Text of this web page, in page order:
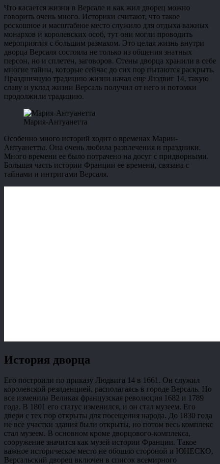
Что касается жизни в Версале и как жил дворец можно
говорить очень много. Историки считают, что такое
роскошное и масштабное место служило для отдыха важных
монархов и королевских особ, тут они могли проводить
мероприятия с большим размахом. Это целая жизнь внутри
дворца Версаля состояла не только из общения знатных
персон, но и сплетен, заговоров. Стены дворца хранили в себе
многие тайны, которые сейчас до сих пор пытаются раскрыть.
Праздничную традицию жизни начал еще Людвиг 14, такую
славу и уклад жизни Версаль получил от него и потомки
продолжили традицию.
Мария-Антуанетта
Особенно много историй ходит о временах Марии-
Антуанетты. Она очень любила развлечения и праздники.
Много времени ее было потрачено на досуг с придворными.
Большая часть истории Франции ее времени, связана с
тайнами и интригами Версаля.
История дворца
Его построили по приказу Людвига 14 в 1661. Он служил
королевской резиденцией, располагаясь в городе Версаль. Но
все изменила Великая французская революция 1682 и 1789
года. В 1801 его статус изменился, и он стал музеем. Его
двери с тех пор открыты для посещения народа. До 1830 года
не все участки здания были открыты, но потом весь комплекс
стал музеем. В основном кроме дворцового-комплекса,
сооружение значится как музей истории Франции. Такое
важное историческое место не обошло стороной и ЮНЕСКО,
Версальский дворец включен в список всемирного